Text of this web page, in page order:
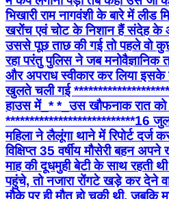
भिखारी राम नागवंशी के बारे में लीड
खरोंच एवं चोट के निशान हैं संदेह के
उससे पूछ ताछ की गई तो पहले वो
रहा परंतु पुलिस ने जब मनोवैज्ञानिक
और अपराध स्वीकार कर लिया इसके
खुलते चली गई
हाउस में_* *_उस खौफनाक रात
*************************** ​16
महिला ने लैलूंगा थाने में रिपोर्ट
विक्षिप्त 35 वर्षीय मौसेरी बहन
माह की दूधमुही बेटी के साथ रहती
पहुंचे, तो नजारा रोंगटे खड़े कर देने
मौके पर ही मौत हो चुकी थी, जबकि